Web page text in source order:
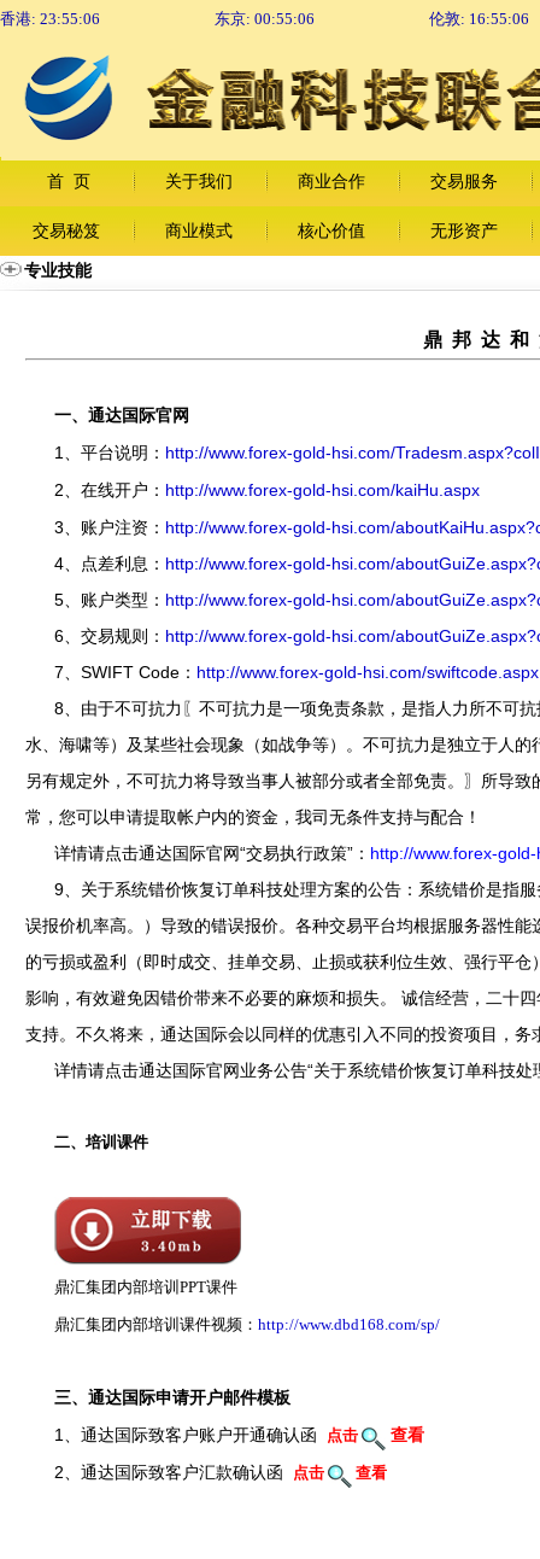
香港: 23:55:07 东京: 00:55:07 伦敦: 16:55:07
首 页 关于我们 商业合作 交易服务
交易秘笈 商业模式 核心价值 无形资产
专业技能
鼎 邦 达 和
一、通达国际官网
1、平台说明： http://www.forex-gold-hsi.com/
2、在线开户： http://www.forex-gold-hsi.com/kaiHu.aspx
3、账户注资： http://www.forex-gold-hsi.com/
4、点差利息： http://www.forex-gold-hsi.com/
5、账户类型： http://www.forex-gold-hsi.com/
6、交易规则： http://www.forex-gold-hsi.com/
7、SWIFT Code： http://www.forex-gold-hsi.com/
8、由于不可抗力〖不可抗力是一项免责条款，是指人力所不可
水、海啸等）及某些社会现象（如战争等）。不可抗力是独立于人
另有规定外，不可抗力将导致当事人被部分或者全部免责。〗所导
常，您可以申请提取帐户内的资金，我司无条件支持与配合！
详情请点击通达国际官网“交易执行政策”： http://www.forex-
9、关于系统错价恢复订单科技处理方案的公告：系统错价是指
误报价机率高。）导致的错误报价。各种交易平台均根据服务器性
的亏损或盈利（即时成交、挂单交易、止损或获利位生效、强行平
影响，有效避免因错价带来不必要的麻烦和损失。 诚信经营，二十
支持。不久将来，通达国际会以同样的优惠引入不同的投资项目，
详情请点击通达国际官网业务公告“关于系统错价恢复订单科技处
二、培训课件
鼎汇集团内部培训PPT课件
鼎汇集团内部培训课件视频： http://www.dbd168.com/sp/
三、通达国际申请开户邮件模板
1、通达国际致客户账户开通确认函 点击 查看
2、 通达国际致客户汇款确认函 点击 查看